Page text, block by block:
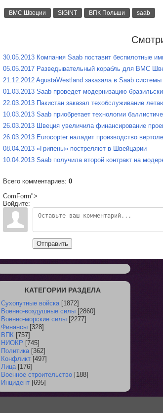
ВМС Швеции SIGINT ВПК Польши saab
30.05.2013 Компания Saab поставит беспилотные
05.05.2017 Разведывательный корабль для ВМС
21.12.2012 AgustaWestland заказала в Saab
01.03.2013 Saab проведет модернизацию
22.03.2013 Пакистан заказал техобслуживание
10.03.2013 Saab приобретает технологии
26.03.2013 Швеция увеличила финансирование
26.03.2013 Eurocopter наладит производство
08.04.2013 «Грипены» постреляют в Швейцарии
10.04.2013 Saab получила второй контракт на
Всего комментариев: 0
ComForm">
Войдите:
Отправить
КАТЕГОРИИ РАЗДЕЛА
Сухопутные войска [1872]
Военно-воздушные силы [2860]
Военно-морские силы [2277]
Финансы [328]
ВПК [757]
НИОКР [745]
Политика [362]
Конфликт [497]
Лица [176]
Военное строительство [188]
Инцидент [695]